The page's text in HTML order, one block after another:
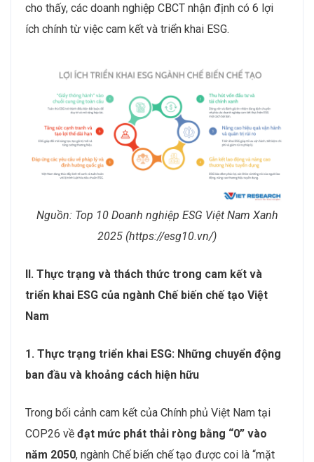
cho thấy, các doanh nghiệp CBCT nhận định có 6 lợi
ích chính từ việc cam kết và triển khai ESG.
Nguồn: Top 10 Doanh nghiệp ESG Việt Nam Xanh
2025 (https://esg10.vn/)
II. Thực trạng và thách thức trong cam kết và
triển khai ESG của ngành Chế biến chế tạo Việt
Nam
1. Thực trạng triển khai ESG: Những chuyển động
ban đầu và khoảng cách hiện hữu
Trong bối cảnh cam kết của Chính phủ Việt Nam tại
COP26 về đạt mức phát thải ròng bằng “0” vào
năm 2050, ngành Chế biến chế tạo được coi là “mặt